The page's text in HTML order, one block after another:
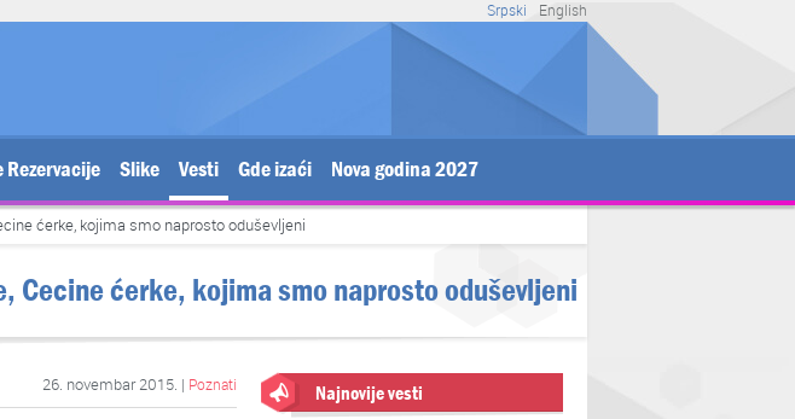
English
Srpski
Rezervacije Slike Vesti Gde izaći Nova godina 2027
ćerke, kojima smo naprosto oduševljeni
Cecine ćerke, kojima smo naprosto oduševljeni
26. novembar 2015. | Poznati Najnovije vesti